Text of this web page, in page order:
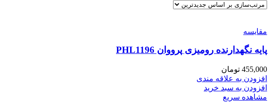
مقایسه
پایه نگهدارنده رومیزی پرووان PHL1196
455,000 تومان
افزودن به علاقه مندی
افزودن به سبد خرید
مشاهده سریع